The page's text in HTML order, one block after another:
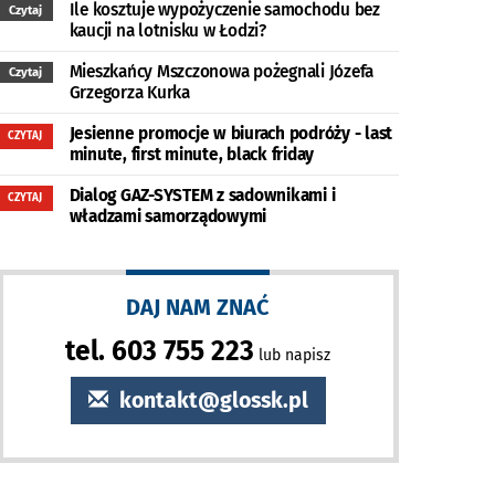
Czytaj
Ile kosztuje wypożyczenie samochodu bez
kaucji na lotnisku w Łodzi?
Czytaj
Mieszkańcy Mszczonowa pożegnali Józefa
Grzegorza Kurka
CZYTAJ
Jesienne promocje w biurach podróży - last
minute, first minute, black friday
CZYTAJ
Dialog GAZ-SYSTEM z sadownikami i
władzami samorządowymi
DAJ NAM ZNAĆ
tel. 603 755 223 lub napisz
kontakt@glossk.pl